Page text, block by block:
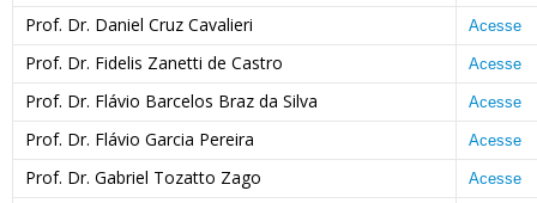
Prof. Dr. Daniel Cruz Cavalieri Acesse
Prof. Dr. Fidelis Zanetti de Castro Acesse
Prof. Dr. Flávio Barcelos Braz da Silva Acesse
Prof. Dr. Flávio Garcia Pereira Acesse
Prof. Dr. Gabriel Tozatto Zago Acesse